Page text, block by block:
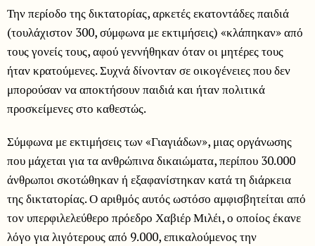
Την περίοδο της δικτατορίας, αρκετές εκατοντάδες παιδιά
(τουλάχιστον 300, σύμφωνα με εκτιμήσεις) «κλάπηκαν» από
τους γονείς τους, αφού γεννήθηκαν όταν οι μητέρες τους
ήταν κρατούμενες. Συχνά δίνονταν σε οικογένειες που δεν
μπορούσαν να αποκτήσουν παιδιά και ήταν πολιτικά
προσκείμενες στο καθεστώς.
Σύμφωνα με εκτιμήσεις των «Γιαγιάδων», μιας οργάνωσης
που μάχεται για τα ανθρώπινα δικαιώματα, περίπου 30.000
άνθρωποι σκοτώθηκαν ή εξαφανίστηκαν κατά τη διάρκεια
της δικτατορίας. Ο αριθμός αυτός ωστόσο αμφισβητείται από
τον υπερφιλελεύθερο πρόεδρο Χαβιέρ Μιλέι, ο οποίος έκανε
λόγο για λιγότερους από 9.000, επικαλούμενος την